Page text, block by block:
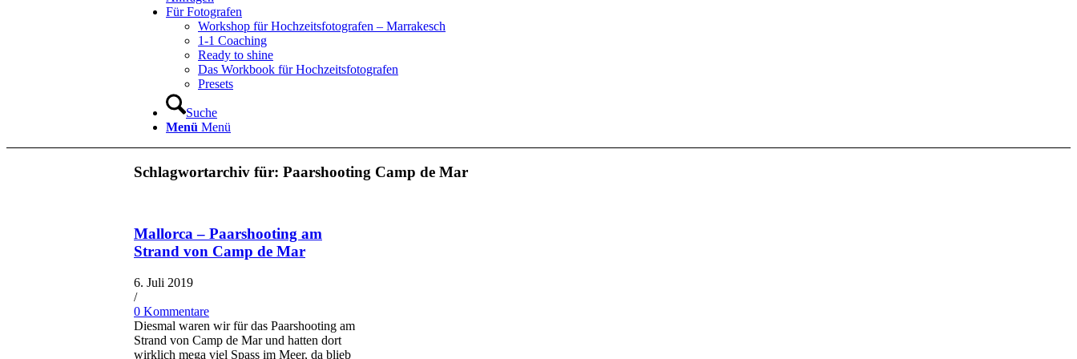
Für Fotografen
Workshop für Hochzeitsfotografen – Marrakesch
1-1 Coaching
Ready to shine
Das Workbook für Hochzeitsfotografen
Presets
Suche
Menü Menü
Schlagwortarchiv für: Paarshooting Camp de Mar
Mallorca – Paarshooting am
Strand von Camp de Mar
6. Juli 2019
/
0 Kommentare
Diesmal waren wir für das Paarshooting am
Strand von Camp de Mar und hatten dort
wirklich mega viel Spass im Meer, da blieb